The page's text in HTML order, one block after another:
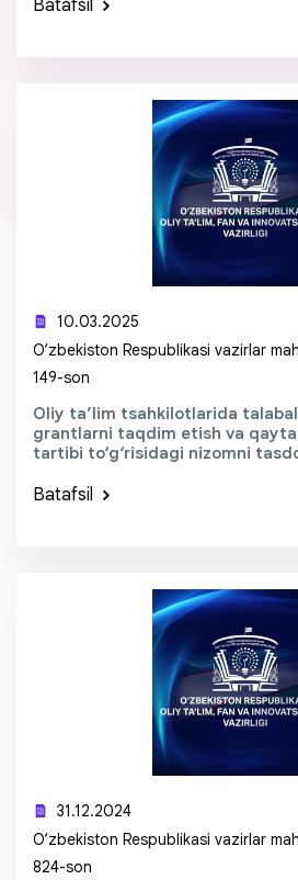
Batafsil
10.03.2025
O‘zbekiston Respublikasi vazirlar
149-son
Oliy ta’lim tsahkilotlarida
grantlarni taqdim etish va
tartibi to‘g‘risidagi nizomni
Batafsil
31.12.2024
O‘zbekiston Respublikasi vazirlar
824-son